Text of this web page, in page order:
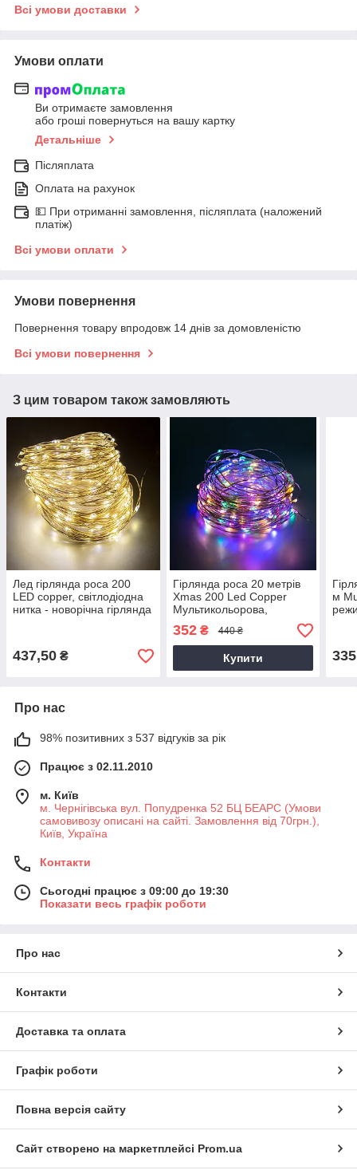
Всі умови доставки
Умови оплати
Ви отримаєте замовлення
або гроші повернуться на вашу картку
Детальніше
Післяплата
Оплата на рахунок
💵 При отриманні замовлення, післяплата (наложений
платіж)
Всі умови оплати
Умови повернення
Повернення товару впродовж 14 днів за домовленістю
Всі умови повернення
З цим товаром також замовляють
Лед гірлянда роса 200
LED copper, світлодіодна
нитка - новорічна гірлянда
437,50 ₴
Гірлянда роса 20 метрів
Xmas 200 Led Copper
Мультикольорова,
світлодіодна гірлянда
нитка | гирлянда нить
352₴ 440 ₴
Купити
м
335
Про нас
98% позитивних з 537 відгуків за рік
Працює з 02.11.2010
м. Київ
м. Чернігівська вул. Попудренка 52 БЦ БЕАРС (Умови
самовивозу описані на сайті. Замовлення від 70грн.),
Київ, Україна
Контакти
Сьогодні працює з 09:00 до 19:30
Показати весь графік роботи
Про нас
Контакти
Доставка та оплата
Графік роботи
Повна версія сайту
Сайт створено на маркетплейсі Prom.ua